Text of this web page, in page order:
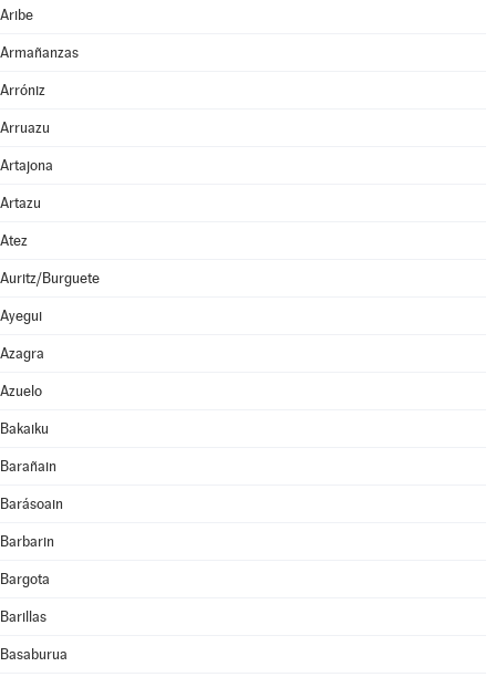
Aribe
Armañanzas
Arróniz
Arruazu
Artajona
Artazu
Atez
Auritz/Burguete
Ayegui
Azagra
Azuelo
Bakaiku
Barañain
Barásoain
Barbarin
Bargota
Barillas
Basaburua